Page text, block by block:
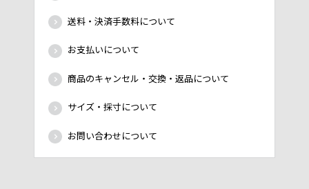
送料・決済手数料について
お支払いについて
商品のキャンセル・交換・返品について
サイズ・採寸について
お問い合わせについて